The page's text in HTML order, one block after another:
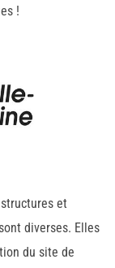
!
et
diverses. Elles
du site de